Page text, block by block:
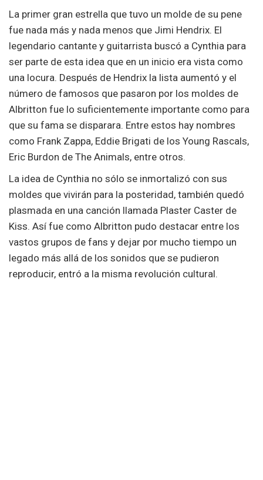
La primer gran estrella que tuvo un molde de su pene
fue nada más y nada menos que Jimi Hendrix. El
legendario cantante y guitarrista buscó a Cynthia para
ser parte de esta idea que en un inicio era vista como
una locura. Después de Hendrix la lista aumentó y el
número de famosos que pasaron por los moldes de
Albritton fue lo suficientemente importante como para
que su fama se disparara. Entre estos hay nombres
como Frank Zappa, Eddie Brigati de los Young Rascals,
Eric Burdon de The Animals, entre otros.
La idea de Cynthia no sólo se inmortalizó con sus
moldes que vivirán para la posteridad, también quedó
plasmada en una canción llamada Plaster Caster de
Kiss. Así fue como Albritton pudo destacar entre los
vastos grupos de fans y dejar por mucho tiempo un
legado más allá de los sonidos que se pudieron
reproducir, entró a la misma revolución cultural.